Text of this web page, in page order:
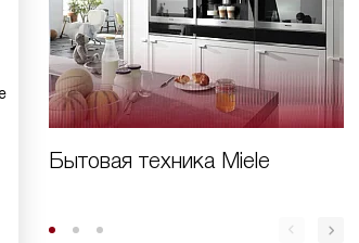
Бытовая техника Miele